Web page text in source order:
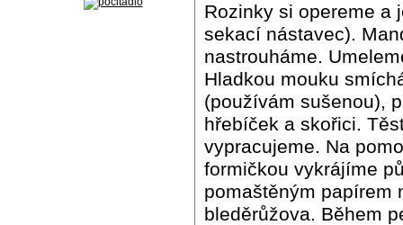
Rozinky si opereme a
sekací nástavec).
nastrouháme.
Hladkou mouku
(používám sušenou),
hřebíček a skořici.
vypracujeme. Na
formičkou vykrájíme
pomaštěným papírem
bleděrůžova. Během